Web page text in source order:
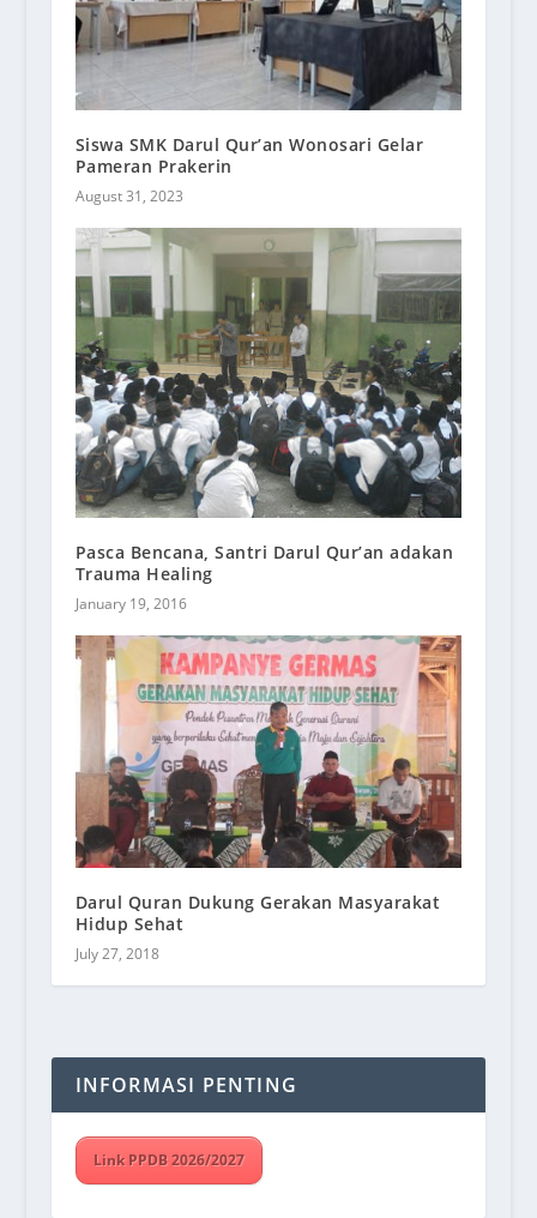
Siswa SMK Darul Qur’an Wonosari Gelar
Pameran Prakerin
August 31, 2023
Pasca Bencana, Santri Darul Qur’an adakan
Trauma Healing
January 19, 2016
Darul Quran Dukung Gerakan Masyarakat
Hidup Sehat
July 27, 2018
INFORMASI PENTING
Link PPDB 2026/2027